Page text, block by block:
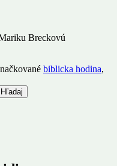
Breckovú
biblicka hodina,